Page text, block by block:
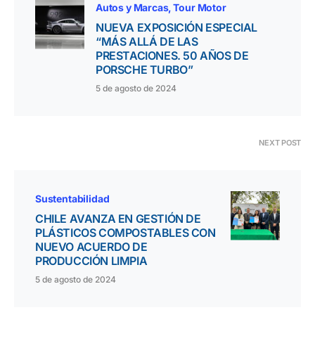
Autos y Marcas Tour Motor
NUEVA EXPOSICIÓN ESPECIAL
“MÁS ALLÁ DE LAS
PRESTACIONES. 50 AÑOS DE
PORSCHE TURBO”
5 de agosto de 2024
NEXT POST
Sustentabilidad
CHILE AVANZA EN GESTIÓN DE
PLÁSTICOS COMPOSTABLES CON
NUEVO ACUERDO DE
PRODUCCIÓN LIMPIA
5 de agosto de 2024